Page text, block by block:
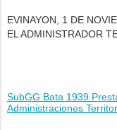
EVINAYON, 1 DE
EL ADMINISTRADOR
SubGG Bata 1939
Administraciones